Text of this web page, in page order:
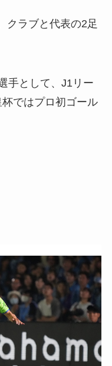
クラブと代表の2足
手として、J1リー
ではプロ初ゴール